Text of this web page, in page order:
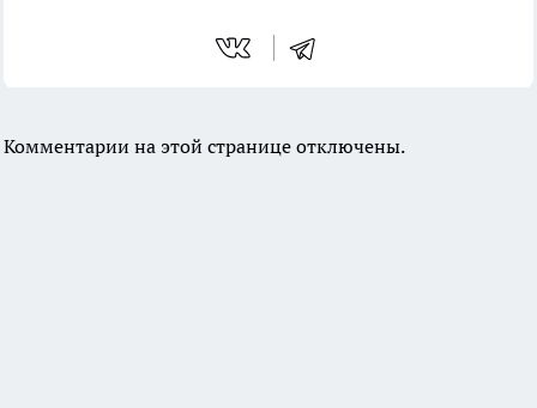
Комментарии на этой странице отключены.